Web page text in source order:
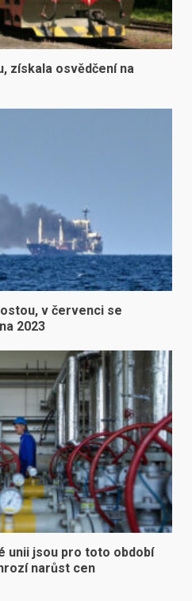
získala osvědčení na
v červenci se
2023
unii jsou pro toto období
narůst cen